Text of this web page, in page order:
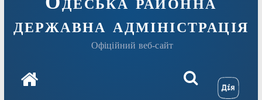
державна адміністрація
Офіційний веб-сайт